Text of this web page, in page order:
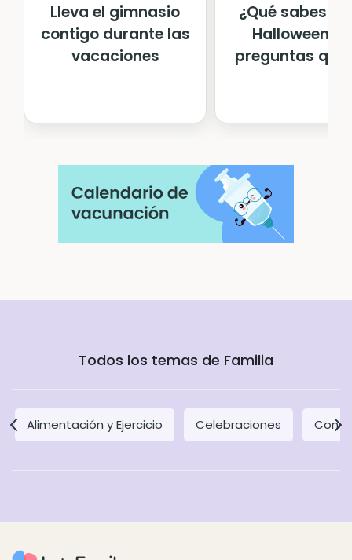
Lleva el gimnasio
contigo durante las
vacaciones
¿Qué sabes
Halloween?
preguntas que
Todos los temas de Familia
Alimentación y Ejercicio Celebraciones